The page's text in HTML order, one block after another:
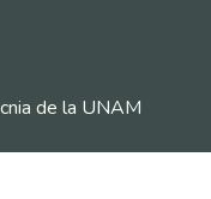
de la UNAM